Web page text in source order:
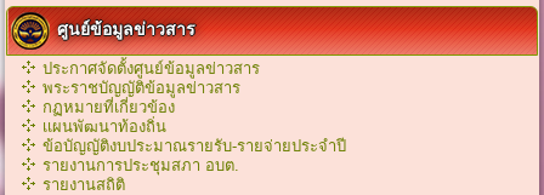
ศูนย์ข้อมูลข่าวสาร
ประกาศจัดตั้งศูนย์ข้อมูลข่าวสาร
พระราชบัญญัติข้อมูลข่าวสาร
กฏหมายที่เกี่ยวข้อง
เเผนพัฒนาท้องถิ่น
ข้อบัญญัติงบประมาณรายรับ-รายจ่ายประจำปี
รายงานการประชุมสภา อบต.
รายงานสถิติ